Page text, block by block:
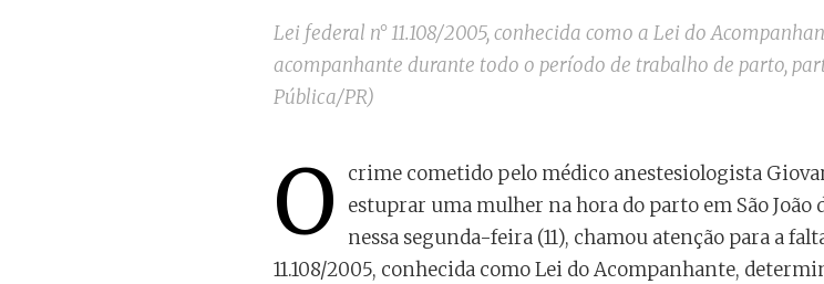
Lei federal n° 11.108/2005, conhecida como a Lei do
acompanhante durante todo o período de trabalho de parto,
Pública/PR)
O
crime cometido pelo médico anestesiologista
estuprar uma mulher na hora do parto em São João
nessa segunda-feira (11), chamou atenção para a
11.108/2005, conhecida como Lei do Acompanhante,